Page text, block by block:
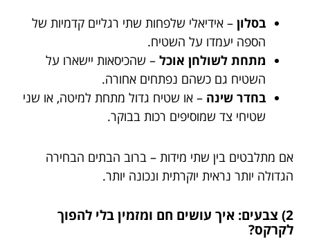
בסלון – אידיאלי שלפחות שתי רגליים קדמיות של
הספה יעמדו על השטיח.
מתחת לשולחן אוכל – שהכיסאות יישארו על
השטיח גם כשהם נפתחים אחורה.
בחדר שינה – או שטיח גדול מתחת למיטה, או שני
שטיחי צד שמוסיפים רכות בבוקר.
אם מתלבטים בין שתי מידות – ברוב הבתים הבחירה
הגדולה יותר נראית יוקרתית ונכונה יותר.
2) צבעים: איך עושים חם ומזמין בלי להפוך
לקרקס?